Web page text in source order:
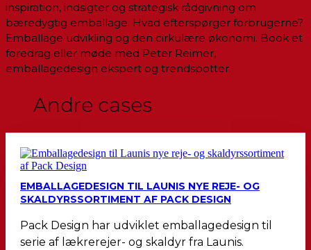
inspiration, indsigter og strategisk rådgivning om
bæredygtig emballage. Hvad efterspørger forbrugerne?
Emballage udvikling og den cirkulære økonomi. Book et
foredrag eller møde med Peter Reimer,
emballagedesign ekspert og trendspotter.
Andre cases
EMBALLAGEDESIGN TIL LAUNIS NYE REJE- OG
SKALDYRSSORTIMENT AF PACK DESIGN
Pack Design har udviklet emballagedesign til
serie af lækrerejer- og skaldyr fra Launis.